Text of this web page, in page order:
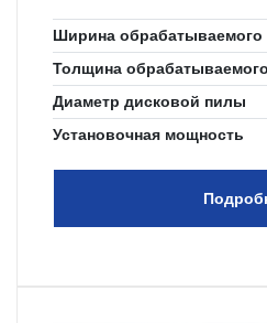
Ширина обрабатываемого
Толщина
Диаметр дисковой пилы
Установочная мощность